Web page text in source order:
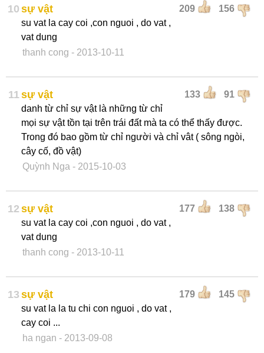
10 209 156
sự vật
su vat la cay coi ,con nguoi , do vat ,
vat dung
thanh cong - 2013-10-11
11 133 91
sự vật
danh từ chỉ sự vật là những từ chỉ
mọi sự vật tồn tại trên trái đất mà ta có thể thấy được.
Trong đó bao gồm từ chỉ người và chỉ vât ( sông ngòi,
cây cố, đồ vật)
Quỳnh Nga - 2015-10-03
12 177 138
sự vật
su vat la cay coi ,con nguoi , do vat ,
vat dung
thanh cong - 2013-10-11
13 179 145
sự vật
su vat la la tu chi con nguoi , do vat ,
cay coi ...
ha ngan - 2013-09-08